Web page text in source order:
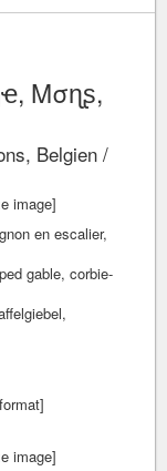
Mσɳʂ,
Belgien /
image]
en escalier,
gable, corbie-
image]